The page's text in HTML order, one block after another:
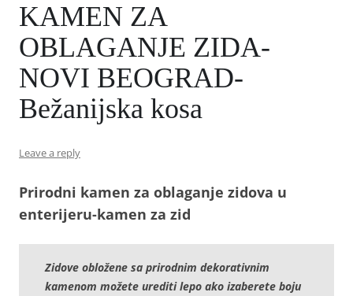
KAMEN ZA
OBLAGANJE ZIDA-
NOVI BEOGRAD-
Bežanijska kosa
Leave a reply
Prirodni kamen za oblaganje zidova u
enterijeru-kamen za zid
Zidove obložene sa prirodnim dekorativnim
kamenom možete urediti lepo ako izaberete boju